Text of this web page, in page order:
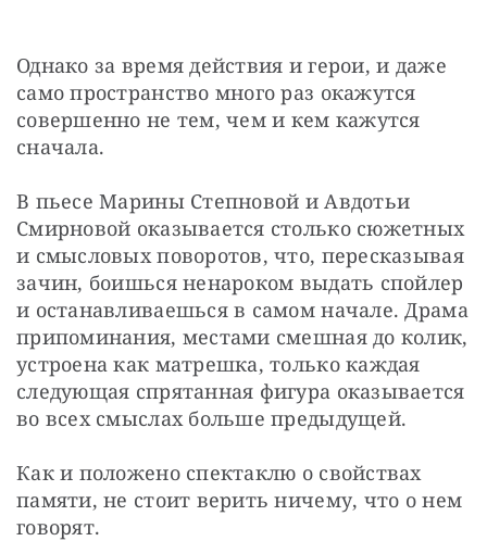
Однако за время действия и герои, и даже
само пространство много раз окажутся
совершенно не тем, чем и кем кажутся
сначала.
В пьесе Марины Степновой и Авдотьи
Смирновой оказывается столько сюжетных
и смысловых поворотов, что, пересказывая
зачин, боишься ненароком выдать спойлер
и останавливаешься в самом начале. Драма
припоминания, местами смешная до колик,
устроена как матрешка, только каждая
следующая спрятанная фигура оказывается
во всех смыслах больше предыдущей.
Как и положено спектаклю о свойствах
памяти, не стоит верить ничему, что о нем
говорят.